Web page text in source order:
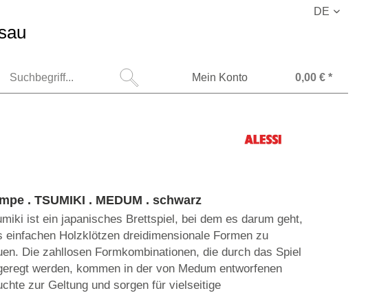
DE
Mein Konto 0,00 € *
. TSUMIKI . MEDUM . schwarz
ist ein japanisches Brettspiel, bei dem es darum geht,
einfachen Holzklötzen dreidimensionale Formen zu
Die zahllosen Formkombinationen, die durch das Spiel
werden, kommen in der von Medum entworfenen
zur Geltung und sorgen für vielseitige